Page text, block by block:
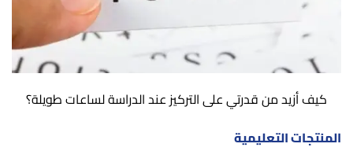
كيف أزيد من قدرتي على التركيز عند الدراسة لساعات طويلة؟
المنتجات التعليمية